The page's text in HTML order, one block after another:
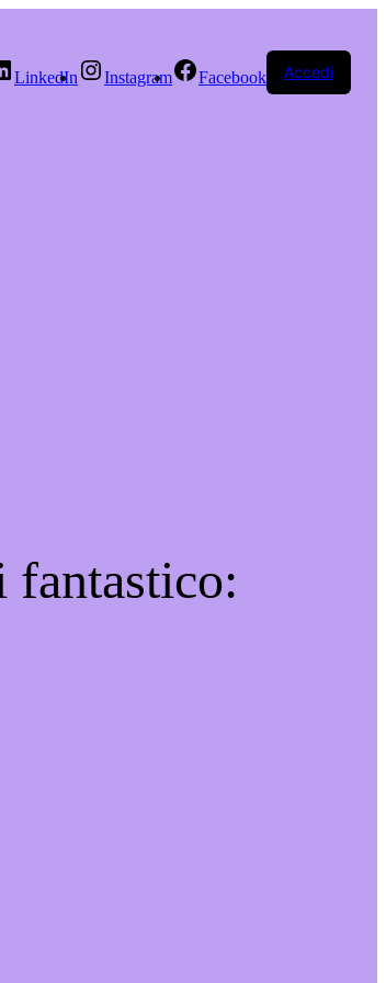
LinkedIn Instagram Facebook Accedi
fantastico: